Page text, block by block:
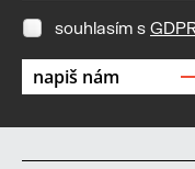
souhlasím s